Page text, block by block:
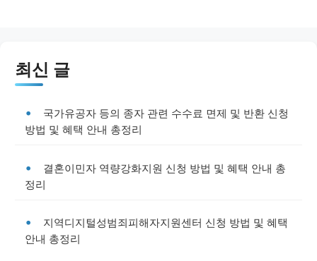
최신 글
국가유공자 등의 종자 관련 수수료 면제 및 반환 신청
방법 및 혜택 안내 총정리
결혼이민자 역량강화지원 신청 방법 및 혜택 안내 총
정리
지역디지털성범죄피해자지원센터 신청 방법 및 혜택
안내 총정리